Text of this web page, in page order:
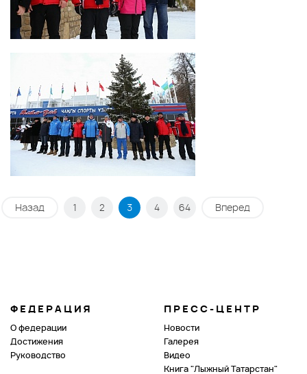
Назад 1 2 3 4 64 Вперед
ФЕДЕРАЦИЯ
О федерации
Достижения
Руководство
ПРЕСС-ЦЕНТР
Новости
Галерея
Видео
Книга "Лыжный Татарстан"